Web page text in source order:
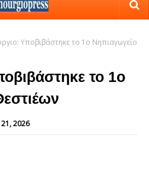
Υποβιβάστηκε το 1ο Νηπιαγωγείο
το 1ο
21, 2026